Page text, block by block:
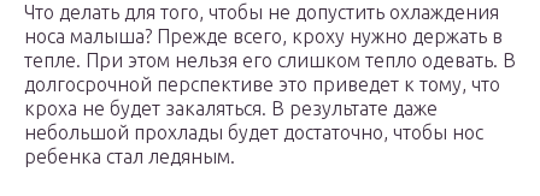
Что делать для того, чтобы не допустить охлаждения
носа малыша? Прежде всего, кроху нужно держать в
тепле. При этом нельзя его слишком тепло одевать. В
долгосрочной перспективе это приведет к тому, что
кроха не будет закаляться. В результате даже
небольшой прохлады будет достаточно, чтобы нос
ребенка стал ледяным.